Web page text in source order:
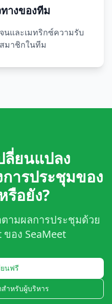
างของทีม
นและเมทริกซ์ความรับ
มาชิกในทีม
ลี่ยนแปลง
ารประชุมของ
อยัง?
ามผลการประชุมด้วย
อง SeaMeet
นฟรี
ำหรับผู้บริหาร